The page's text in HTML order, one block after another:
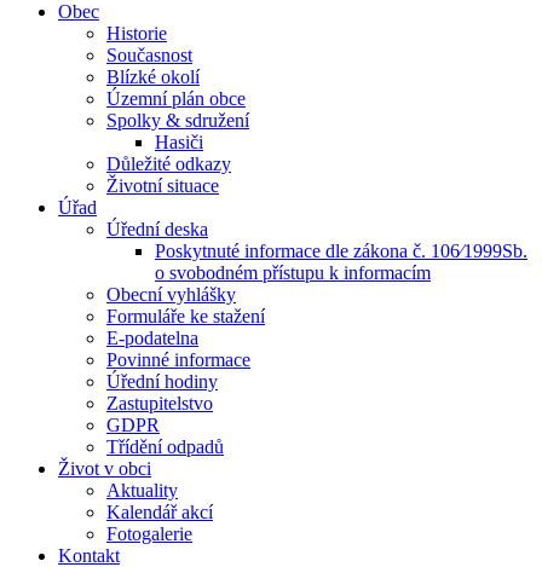
Obec
Historie
Současnost
Blízké okolí
Územní plán obce
Spolky & sdružení
Hasiči
Důležité odkazy
Životní situace
Úřad
Úřední deska
Poskytnuté informace dle zákona č. 106⁄1999Sb.
o svobodném přístupu k informacím
Obecní vyhlášky
Formuláře ke stažení
E-podatelna
Povinné informace
Úřední hodiny
Zastupitelstvo
GDPR
Třídění odpadů
Život v obci
Aktuality
Kalendář akcí
Fotogalerie
Kontakt